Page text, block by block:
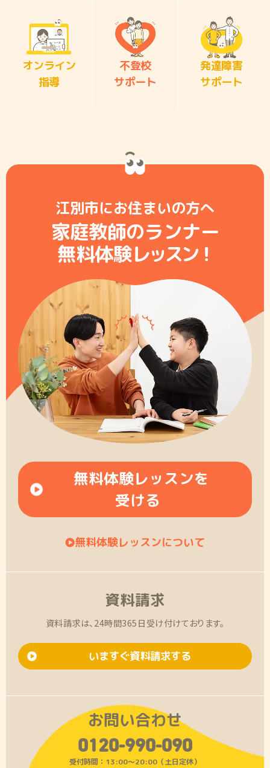
オンライン
指導
不登校
サポート
発達障害
サポート
江別市にお住まいの方へ
家庭教師のランナー
無料体験レッスン！
無料体験レッスンを
受ける
無料体験レッスンについて
資料請求
資料請求は、24時間365日受け付けております。
いますぐ資料請求する
お問い合わせ
0120-990-090
受付時間：13:00〜20:00（土日定休）